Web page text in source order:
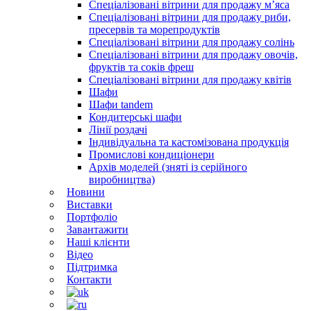
Спеціалізовані вітрини для продажу м’яса
Спеціалізовані вітрини для продажу риби,
пресервів та морепродуктів
Спеціалізовані вітрини для продажу солінь
Спеціалізовані вітрини для продажу овочів,
фруктів та соків фреш
Спеціалізовані вітрини для продажу квітів
Шафи
Шафи tandem
Кондитерські шафи
Лінії роздачі
Індивідуальна та кастомізована продукція
Промислові кондиціонери
Архів моделей (зняті із серійного
виробництва)
Новини
Виставки
Портфоліо
Завантажити
Наші клієнти
Відео
Підтримка
Контакти